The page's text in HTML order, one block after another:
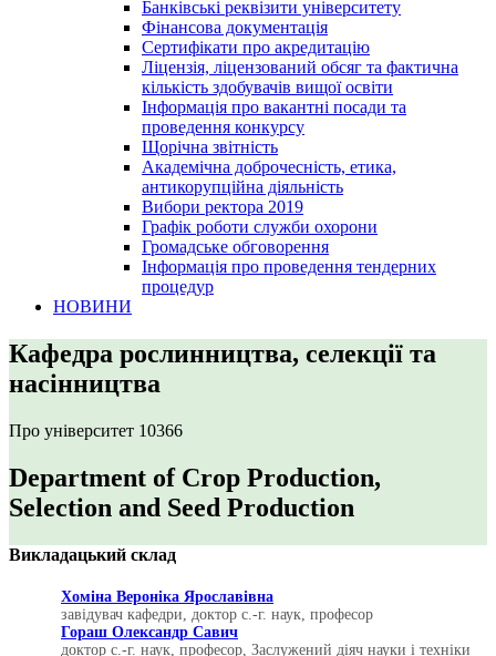
Банківські реквізити університету
Фінансова документація
Сертифікати про акредитацію
Ліцензія, ліцензований обсяг та фактична
кількість здобувачів вищої освіти
Інформація про вакантні посади та
проведення конкурсу
Щорічна звітність
Академічна доброчесність, етика,
антикорупційна діяльність
Вибори ректора 2019
Графік роботи служби охорони
Громадське обговорення
Інформація про проведення тендерних
процедур
НОВИНИ
Кафедра рослинництва, селекції та
насінництва
Про університет 10366
Department of Crop Production,
Selection and Seed Production
Викладацький склад
Хоміна Вероніка Ярославівна
завідувач кафедри, доктор с.-г. наук, професор
Гораш Олександр Савич
доктор с.-г. наук, професор, Заслужений діяч науки і техніки